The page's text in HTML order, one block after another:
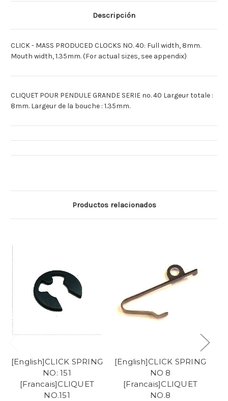
40 40
Descripción
CLICK - MASS PRODUCED CLOCKS NO. 40: Full width, 8mm.
Mouth width, 1.35mm. (For actual sizes, see appendix)
CLIQUET POUR PENDULE GRANDE SERIE no. 40 Largeur totale :
8mm. Largeur de la bouche : 1.35mm.
Productos relacionados
[English]CLICK SPRING
NO: 151
[Francais]CLIQUET
NO.151
[English]CLICK SPRING
NO 8
[Francais]CLIQUET
NO.8